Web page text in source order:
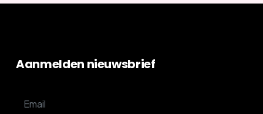
Aanmelden nieuwsbrief